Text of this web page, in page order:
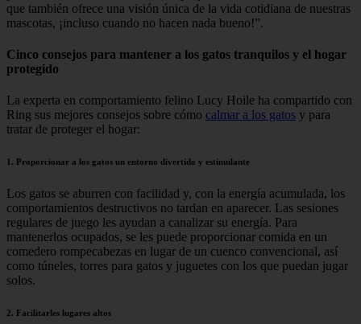
que también ofrece una visión única de la vida cotidiana de nuestras
mascotas, ¡incluso cuando no hacen nada bueno!”.
Cinco consejos para mantener a los gatos tranquilos y el hogar
protegido
La experta en comportamiento felino Lucy Hoile ha compartido con
Ring sus mejores consejos sobre cómo calmar a los gatos y para
tratar de proteger el hogar:
1. Proporcionar a los gatos un entorno divertido y estimulante
Los gatos se aburren con facilidad y, con la energía acumulada, los
comportamientos destructivos no tardan en aparecer. Las sesiones
regulares de juego les ayudan a canalizar su energía. Para
mantenerlos ocupados, se les puede proporcionar comida en un
comedero rompecabezas en lugar de un cuenco convencional, así
como túneles, torres para gatos y juguetes con los que puedan jugar
solos.
2. Facilitarles lugares altos